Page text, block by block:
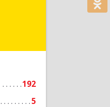
192
5